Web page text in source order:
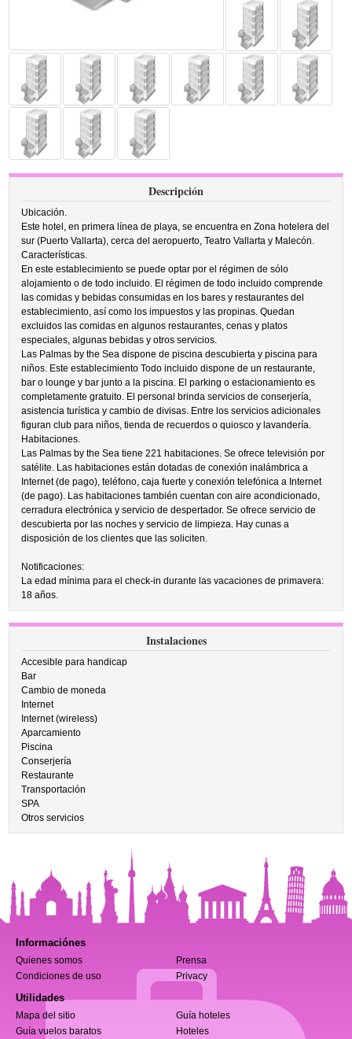
Descripción
Ubicación.
Este hotel, en primera línea de playa, se encuentra en Zona hotelera del
sur (Puerto Vallarta), cerca del aeropuerto, Teatro Vallarta y Malecón.
Características.
En este establecimiento se puede optar por el régimen de sólo
alojamiento o de todo incluido. El régimen de todo incluido comprende
las comidas y bebidas consumidas en los bares y restaurantes del
establecimiento, así como los impuestos y las propinas. Quedan
excluidos las comidas en algunos restaurantes, cenas y platos
especiales, algunas bebidas y otros servicios.
Las Palmas by the Sea dispone de piscina descubierta y piscina para
niños. Este establecimiento Todo incluido dispone de un restaurante,
bar o lounge y bar junto a la piscina. El parking o estacionamiento es
completamente gratuito. El personal brinda servicios de conserjería,
asistencia turística y cambio de divisas. Entre los servicios adicionales
figuran club para niños, tienda de recuerdos o quiosco y lavandería.
Habitaciones.
Las Palmas by the Sea tiene 221 habitaciones. Se ofrece televisión por
satélite. Las habitaciones están dotadas de conexión inalámbrica a
Internet (de pago), teléfono, caja fuerte y conexión telefónica a Internet
(de pago). Las habitaciones también cuentan con aire acondicionado,
cerradura electrónica y servicio de despertador. Se ofrece servicio de
descubierta por las noches y servicio de limpieza. Hay cunas a
disposición de los clientes que las soliciten.
Notificaciones:
La edad mínima para el check-in durante las vacaciones de primavera:
18 años.
Instalaciones
Accesible para handicap
Bar
Cambio de moneda
Internet
Internet (wireless)
Aparcamiento
Piscina
Conserjería
Restaurante
Transportación
SPA
Otros servicios
Informaciónes
Quienes somos
Prensa
Condiciones de uso
Privacy
Utilidades
Mapa del sitio
Guía hoteles
Guía vuelos baratos
Hoteles